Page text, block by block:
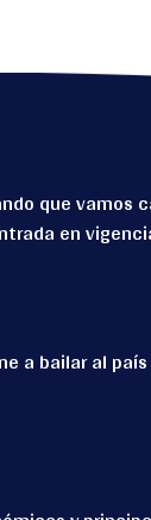
que vamos
en
a bailar al país